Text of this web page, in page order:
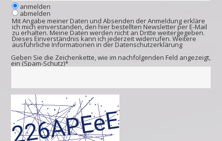
anmelden
abmelden
Mit Angabe meiner Daten und Absenden der Anmeldung erkläre
ich mich einverstanden, den hier bestellten Newsletter per E-Mail
zu erhalten. Meine Daten werden nicht an Dritte weitergegeben.
Dieses Einverständnis kann ich jederzeit widerrufen. Weitere
ausführliche Informationen in der Datenschutzerklärung
Geben Sie die Zeichenkette, wie im nachfolgenden Feld angezeigt,
ein (Spam-Schutz)*